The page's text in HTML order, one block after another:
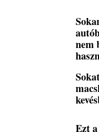
nem
Ezt